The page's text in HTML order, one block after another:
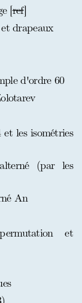
[ref]
drapeaux
d'ordre 60
et les isométries
(par les
An
et